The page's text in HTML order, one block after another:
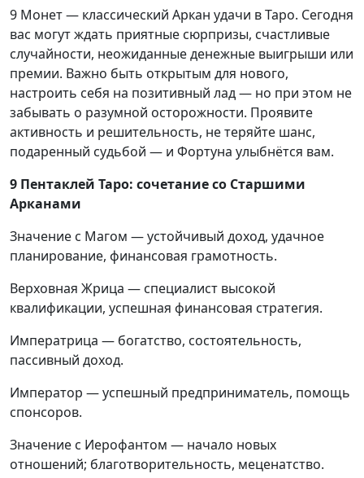
9 Монет — классический Аркан удачи в Таро. Сегодня
вас могут ждать приятные сюрпризы, счастливые
случайности, неожиданные денежные выигрыши или
премии. Важно быть открытым для нового,
настроить себя на позитивный лад — но при этом не
забывать о разумной осторожности. Проявите
активность и решительность, не теряйте шанс,
подаренный судьбой — и Фортуна улыбнётся вам.
9 Пентаклей Таро: сочетание со Старшими
Арканами
Значение с Магом — устойчивый доход, удачное
планирование, финансовая грамотность.
Верховная Жрица — специалист высокой
квалификации, успешная финансовая стратегия.
Императрица — богатство, состоятельность,
пассивный доход.
Император — успешный предприниматель, помощь
спонсоров.
Значение с Иерофантом — начало новых
отношений; благотворительность, меценатство.